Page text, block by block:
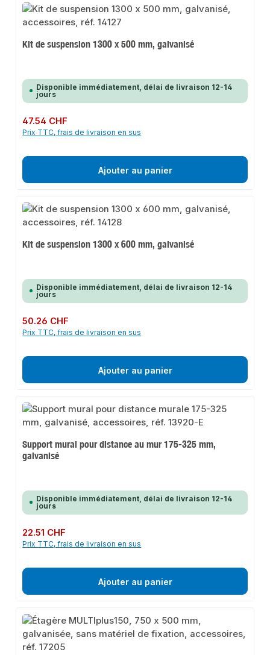
Kit de suspension 1300 x 500 mm, galvanisé
Disponible immédiatement, délai de livraison 12-14
jours
Prix régulier :
47.54 CHF
Prix TTC, frais de livraison en sus
Ajouter au panier
Kit de suspension 1300 x 600 mm, galvanisé
Disponible immédiatement, délai de livraison 12-14
jours
Prix régulier :
50.26 CHF
Prix TTC, frais de livraison en sus
Ajouter au panier
Support mural pour distance au mur 175-325 mm,
galvanisé
Disponible immédiatement, délai de livraison 12-14
jours
Prix régulier :
22.51 CHF
Prix TTC, frais de livraison en sus
Ajouter au panier